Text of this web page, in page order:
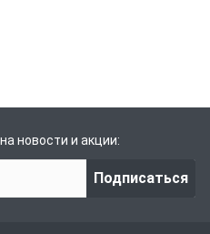
новости и акции:
Подписаться